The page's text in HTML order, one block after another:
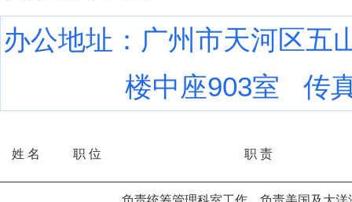
办公地址：广州市天河区五
楼中座903室 传
姓 名 职 位 职 责